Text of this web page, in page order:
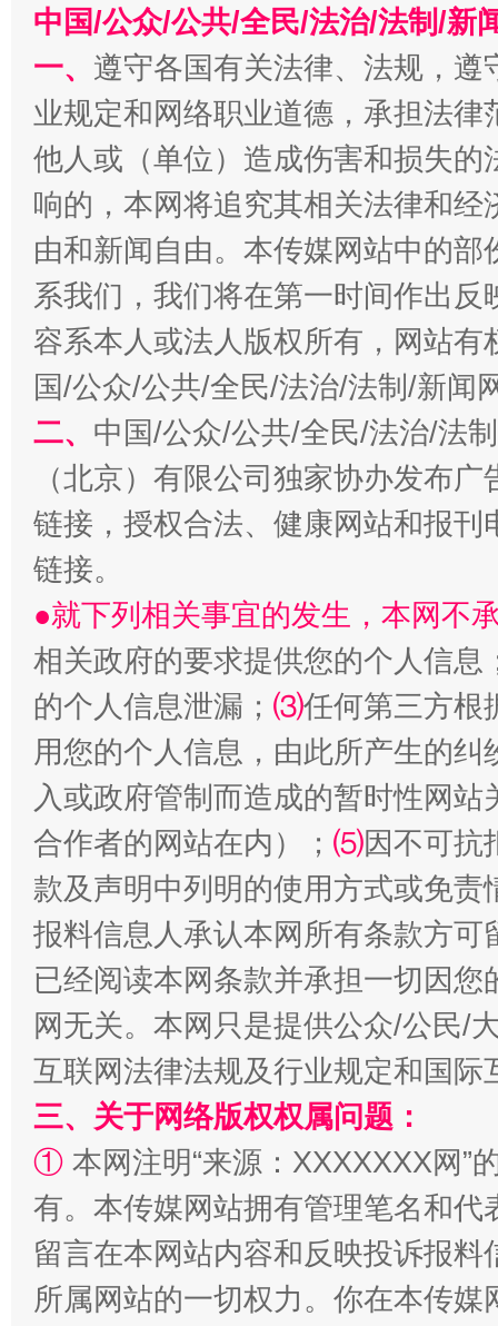
受贿1.44亿！段成刚被判无期 从幼
阿坝州三大球赛在茂县开幕 规模
中国/公众/公共/全民/法治/法制/新
一、 遵守各国有关法律、法规，
业规定和网络职业道德，承担法
他人或（单位）造成伤害和损失
响的，本网将追究其相关法律和
由和新闻自由。本传媒网站中的
系我们，我们将在第一时间作出
容系本人或法人版权所有，网站
国/公众/公共/全民/法治/法制/新闻
二、 中国/公众/公共/全民/法治/法
（北京）有限公司独家协办发布
链接，授权合法、健康网站和报
链接。
●就下列相关事宜的发生，本网不
相关政府的要求提供您的个人信息
的个人信息泄漏； ⑶任何第三方根
用您的个人信息，由此所产生的纠
入或政府管制而造成的暂时性网
合作者的网站在内）； ⑸因不可抗
款及声明中列明的使用方式或免责
报料信息人承认本网所有条款方
已经阅读本网条款并承担一切因
网无关。本网只是提供公众/公民/
互联网法律法规及行业规定和国
三、关于网络版权权属问题：
① 本网注明“来源：XXXXXXX网”
有。本传媒网站拥有管理笔名和
留言在本网站内容和反映投诉报
所属网站的一切权力。你在本传